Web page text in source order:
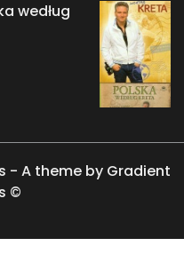
według
- A theme by Gradient
©